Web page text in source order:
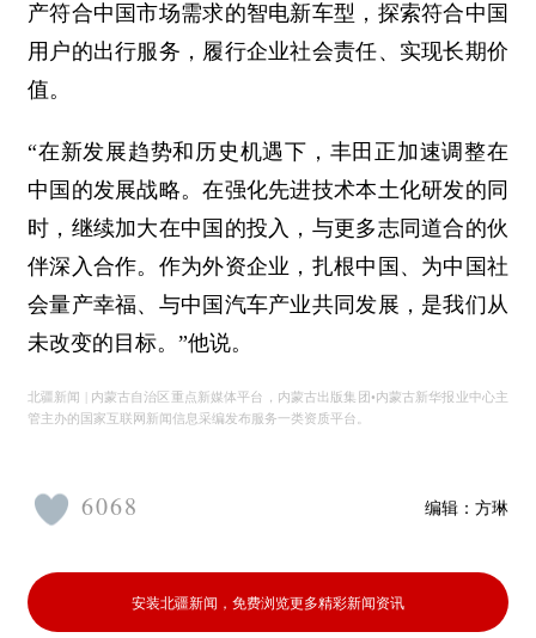
产符合中国市场需求的智电新车型，探索符合中国
用户的出行服务，履行企业社会责任、实现长期价
值。
“在新发展趋势和历史机遇下，丰田正加速调整在
中国的发展战略。在强化先进技术本土化研发的同
时，继续加大在中国的投入，与更多志同道合的伙
伴深入合作。作为外资企业，扎根中国、为中国社
会量产幸福、与中国汽车产业共同发展，是我们从
未改变的目标。”他说。
北疆新闻 | 内蒙古自治区重点新媒体平台，内蒙古出版集团•内蒙古新华报业中心主
管主办的国家互联网新闻信息采编发布服务一类资质平台。
编辑： 方琳
6068
安装北疆新闻，免费浏览更多精彩新闻资讯